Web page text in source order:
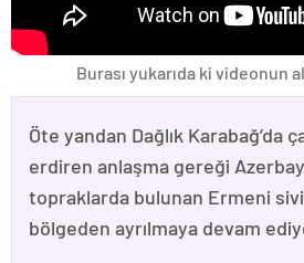
Burası yukarıda ki videonun
Öte yandan Dağlık Karabağ’da
erdiren anlaşma gereği
topraklarda bulunan Ermeni
bölgeden ayrılmaya devam